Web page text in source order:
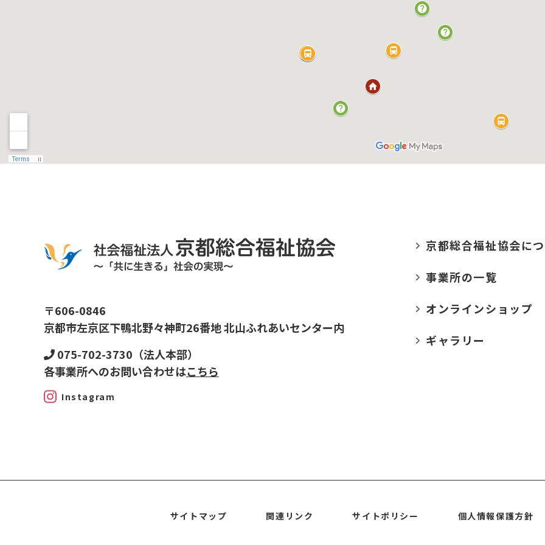
〒606-0846
京都市左京区下鴨北野々神町26番地 北山ふれあいセンター内
075-702-3730（法人本部）
各事業所へのお問い合わせはこちら
Instagram
京都総合福祉協会に
事業所の一覧
オンラインショップ
ギャラリー
サイトマップ 関連リンク サイトポリシー 個人情報保護方針